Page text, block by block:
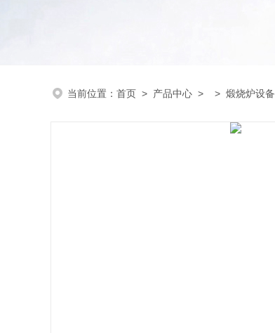
当前位置： 首页 > 产品中心 > > 煅烧炉设备